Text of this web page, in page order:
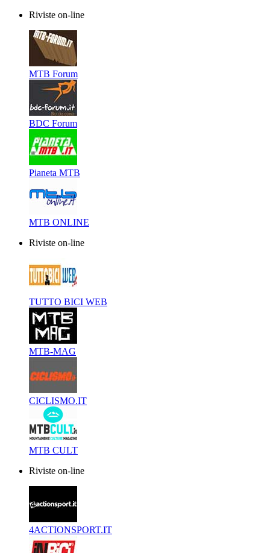
Riviste on-line
MTB Forum
BDC Forum
Pianeta MTB
MTB ONLINE
Riviste on-line
TUTTO BICI WEB
MTB-MAG
CICLISMO.IT
MTB CULT
Riviste on-line
4ACTIONSPORT.IT